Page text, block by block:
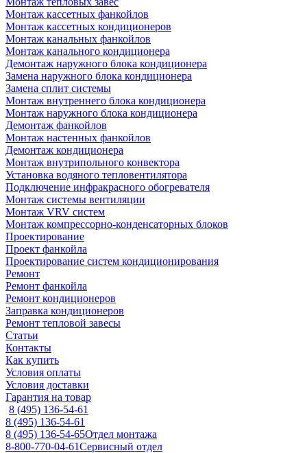
Монтаж кассетных фанкойлов
Монтаж кассетных кондиционеров
Монтаж канальных фанкойлов
Монтаж канального кондиционера
Демонтаж наружного блока кондиционера
Замена наружного блока кондиционера
Замена сплит системы
Монтаж внутреннего блока кондиционера
Монтаж наружного блока кондиционера
Демонтаж фанкойлов
Монтаж настенных фанкойлов
Демонтаж кондиционера
Монтаж внутрипольного конвектора
Установка водяного тепловентилятора
Подключение инфракрасного обогревателя
Монтаж системы вентиляции
Монтаж VRV систем
Монтаж компрессорно-конденсаторных блоков
Проектирование
Проект фанкойла
Проектирование систем кондиционирования
Ремонт
Ремонт фанкойла
Ремонт кондиционеров
Заправка кондиционеров
Ремонт тепловой завесы
Статьи
Контакты
Как купить
Условия оплаты
Условия доставки
Гарантия на товар
8 (495) 136-54-61
8 (495) 136-54-61
8 (495) 136-54-65Отдел монтажа
8-800-770-04-61Сервисный отдел